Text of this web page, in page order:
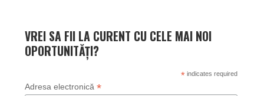
VREI SA FII LA CURENT CU CELE MAI NOI
OPORTUNITĂȚI?
*indicates required
Adresa electronică *